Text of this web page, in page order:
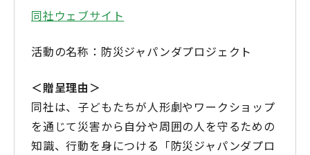
同社ウェブサイト
活動の名称：防災ジャパンダプロジェクト
＜贈呈理由＞
同社は、子どもたちが人形劇やワークショップ
を通じて災害から自分や周囲の人を守るための
知識、行動を身につける「防災ジャパンダプロ